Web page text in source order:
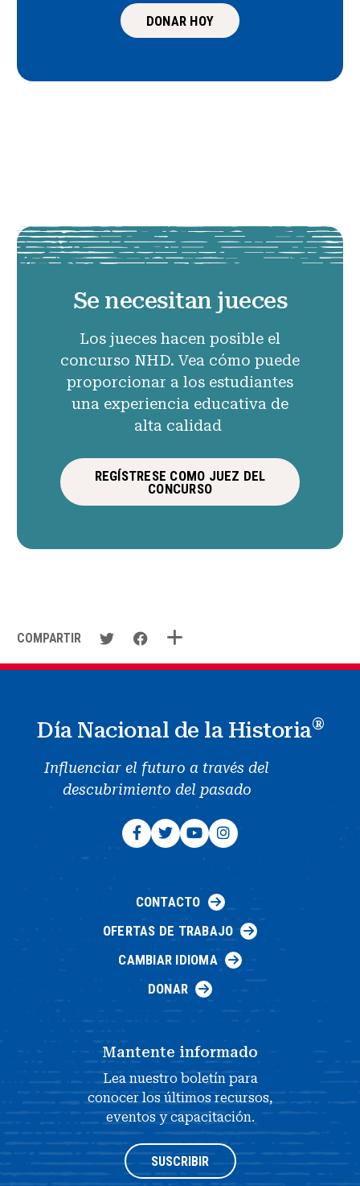
DONAR HOY
Se necesitan jueces
Los jueces hacen posible el
concurso NHD. Vea cómo puede
proporcionar a los estudiantes
una experiencia educativa de
alta calidad
REGÍSTRESE COMO JUEZ DEL
CONCURSO
COMPARTIR
Día Nacional de la Historia®
Influenciar el futuro a través del
descubrimiento del pasado
CONTACTO
OFERTAS DE TRABAJO
CAMBIAR IDIOMA
DONAR
Mantente informado
Lea nuestro boletín para
conocer los últimos recursos,
eventos y capacitación.
SUSCRIBIR